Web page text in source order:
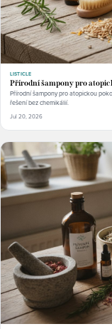
LISTICLE
Přírodní šampony pro
Přírodní šampony pro atopickou
řešení bez chemikálií.
Jul 20, 2026